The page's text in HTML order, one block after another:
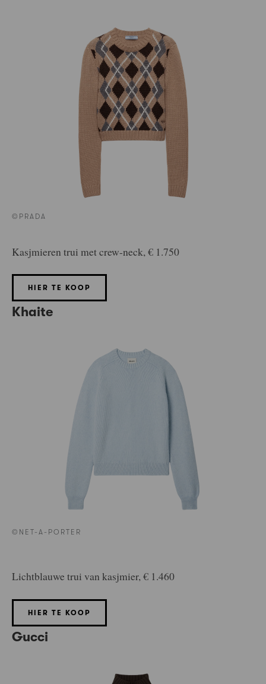
©PRADA
Kasjmieren trui met crew-neck, € 1.750
HIER TE KOOP
Khaite
©NET-A-PORTER
Lichtblauwe trui van kasjmier, € 1.460
HIER TE KOOP
Gucci